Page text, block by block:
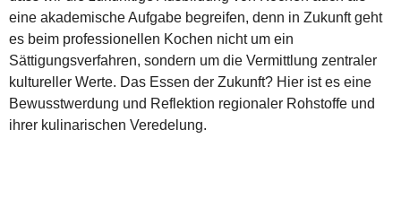
eine akademische Aufgabe begreifen, denn in Zukunft geht
es beim professionellen Kochen nicht um ein
Sättigungsverfahren, sondern um die Vermittlung zentraler
kultureller Werte. Das Essen der Zukunft? Hier ist es eine
Bewusstwerdung und Reflektion regionaler Rohstoffe und
ihrer kulinarischen Veredelung.